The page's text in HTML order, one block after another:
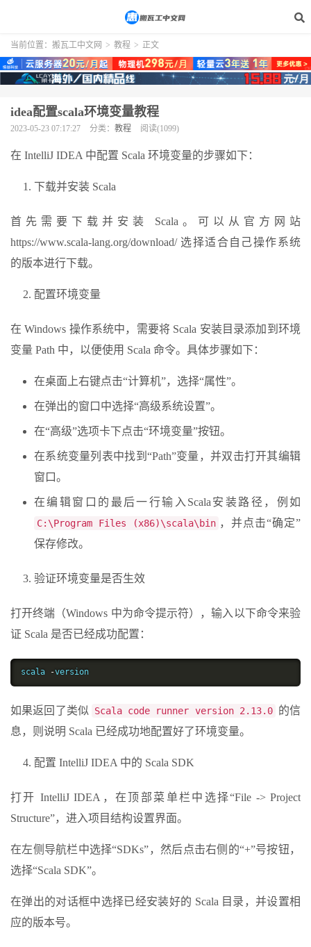
当前位置： 搬瓦工中文网 > 教程 > 正文
idea配置scala环境变量教程
2023-05-23 07:17:27 分类： 教程 阅读(1099)
在 IntelliJ IDEA 中配置 Scala 环境变量的步骤如下：
下载并安装 Scala
首先需要下载并安装 Scala。可以从官方网站
https://www.scala-lang.org/download/ 选择适合自己操作系统
的版本进行下载。
配置环境变量
在 Windows 操作系统中，需要将 Scala 安装目录添加到环境
变量 Path 中，以便使用 Scala 命令。具体步骤如下：
在桌面上右键点击“计算机”，选择“属性”。
在弹出的窗口中选择“高级系统设置”。
在“高级”选项卡下点击“环境变量”按钮。
在系统变量列表中找到“Path”变量，并双击打开其编辑
窗口。
在编辑窗口的最后一行输入Scala安装路径，例如
C:\Program Files (x86)\scala\bin ，并点击“确定”
保存修改。
验证环境变量是否生效
打开终端（Windows 中为命令提示符），输入以下命令来验
证 Scala 是否已经成功配置：
scala -version
如果返回了类似 Scala code runner version 2.13.0 的信
息，则说明 Scala 已经成功地配置好了环境变量。
配置 IntelliJ IDEA 中的 Scala SDK
打开 IntelliJ IDEA，在顶部菜单栏中选择“File -> Project
Structure”，进入项目结构设置界面。
在左侧导航栏中选择“SDKs”，然后点击右侧的“+”号按钮，
选择“Scala SDK”。
在弹出的对话框中选择已经安装好的 Scala 目录，并设置相
应的版本号。